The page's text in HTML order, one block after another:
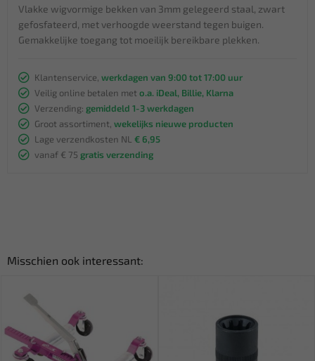
Vlakke wigvormige bekken van 3mm gelegeerd staal, zwart
gefosfateerd, met verhoogde weerstand tegen buigen.
Gemakkelijke toegang tot moeilijk bereikbare plekken.
Klantenservice, werkdagen van 9:00 tot 17:00 uur
Veilig online betalen met o.a. iDeal, Billie, Klarna
Verzending: gemiddeld 1-3 werkdagen
Groot assortiment, wekelijks nieuwe producten
Lage verzendkosten NL € 6,95
vanaf € 75 gratis verzending
Misschien ook interessant: